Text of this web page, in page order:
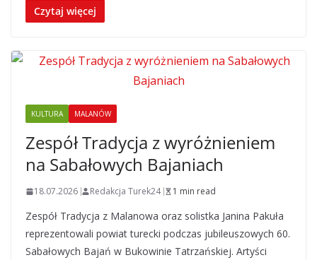
Czytaj więcej
KULTURA MALANÓW
Zespół Tradycja z wyróżnieniem
na Sabałowych Bajaniach
18.07.2026 Redakcja Turek24 1 min read
Zespół Tradycja z Malanowa oraz solistka Janina Pakuła
reprezentowali powiat turecki podczas jubileuszowych 60.
Sabałowych Bajań w Bukowinie Tatrzańskiej. Artyści